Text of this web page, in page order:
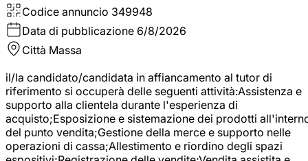
Codice annuncio 349948
Data di pubblicazione 6/8/2026
Città Massa
il/la candidato/candidata in affiancamento al tutor di
riferimento si occuperà delle seguenti attività:Assistenza e
supporto alla clientela durante l'esperienza di
acquisto;Esposizione e sistemazione dei prodotti
del punto vendita;Gestione della merce e supporto nelle
operazioni di cassa;Allestimento e riordino degli spazi